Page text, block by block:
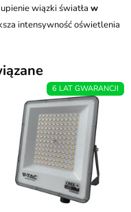
wiązki światła w
intensywność oświetlenia
6 LAT GWARANCJI